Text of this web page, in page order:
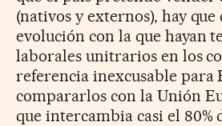
(nativos y externos), hay
evolución con la que hayan
laborales unitrarios en los
referencia inexcusable para
compararlos con la Unión
que intercambia casi el 80%